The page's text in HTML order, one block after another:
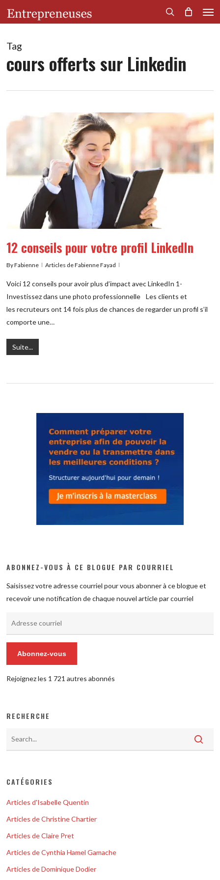
content
search
Tag
cours offerts sur Linkedin
12 conseils pour votre profil LinkedIn
ByFabienne Articles de Fabienne Fayad
Voici 12 conseils pour avoir plus d’impact avec LinkedIn 1-
Investissez dans une photo professionnelle Les clients et
les recruteurs ont 14 fois plus de chances de regarder un profil s’il
comporte une…
Suite...
ABONNEZ-VOUS À CE BLOGUE PAR COURRIEL
Saisissez votre adresse courriel pour vous abonner à ce blogue et
recevoir une notification de chaque nouvel article par courriel
Abonnez-vous
Rejoignez les 1 721 autres abonnés
RECHERCHE
CATÉGORIES
Articles d'Isabelle Quentin
Articles de Christine Chartier
Articles de Claire Pret
Articles de Cynthia Hamel Gamache
Articles de Dominique Dodier